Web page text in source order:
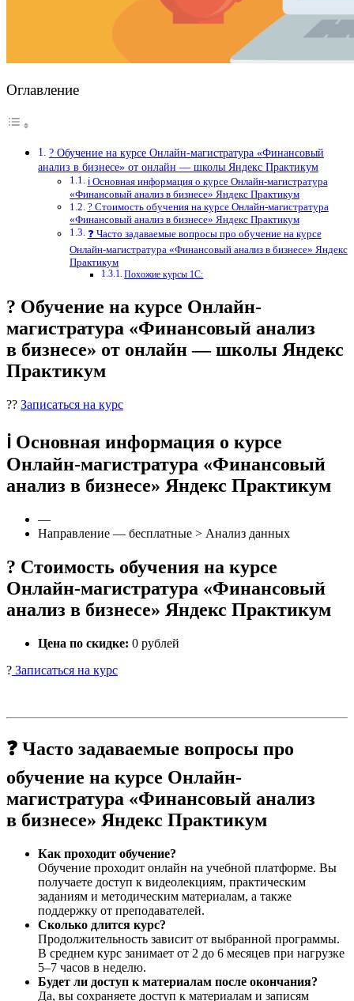
Оглавление
? Обучение на курсе Онлайн-магистратура «Финансовый
анализ в бизнесе» от онлайн — школы Яндекс Практикум
ℹ️ Основная информация о курсе Онлайн-магистратура
«Финансовый анализ в бизнесе» Яндекс Практикум
? Стоимость обучения на курсе Онлайн-магистратура
«Финансовый анализ в бизнесе» Яндекс Практикум
❓ Часто задаваемые вопросы про обучение на курсе
Онлайн-магистратура «Финансовый анализ в бизнесе» Яндекс
Практикум
Похожие курсы 1С:
? Обучение на курсе Онлайн-
магистратура «Финансовый анализ
в бизнесе» от онлайн — школы Яндекс
Практикум
?? Записаться на курс
ℹ️ Основная информация о курсе
Онлайн-магистратура «Финансовый
анализ в бизнесе» Яндекс Практикум
—
Направление — бесплатные > Анализ данных
? Стоимость обучения на курсе
Онлайн-магистратура «Финансовый
анализ в бизнесе» Яндекс Практикум
Цена по скидке: 0 рублей
? Записаться на курс
❓ Часто задаваемые вопросы про
обучение на курсе Онлайн-
магистратура «Финансовый анализ
в бизнесе» Яндекс Практикум
Как проходит обучение?
Обучение проходит онлайн на учебной платформе. Вы
получаете доступ к видеолекциям, практическим
заданиям и методическим материалам, а также
поддержку от преподавателей.
Сколько длится курс?
Продолжительность зависит от выбранной программы.
В среднем курс занимает от 2 до 6 месяцев при нагрузке
5–7 часов в неделю.
Будет ли доступ к материалам после окончания?
Да, вы сохраняете доступ к материалам и записям